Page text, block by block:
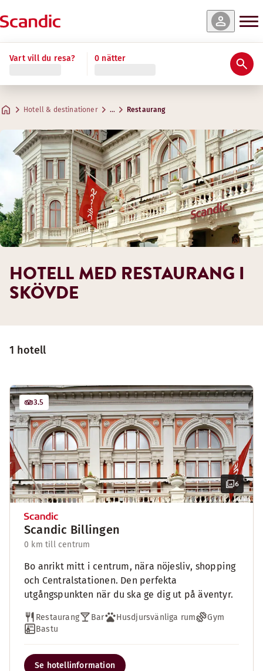
Vart vill du resa? 0 nätter
Hotell & destinationer … Restaurang
1 hotell
6
3.5
Scandic Billingen
0 km till centrum
Bo anrikt mitt i centrum, nära nöjesliv, shopping
och Centralstationen. Den perfekta
utgångspunkten när du ska ge dig ut på äventyr.
Restaurang Bar Husdjursvänliga rum
Gym
Bastu
Se hotellinformation
HOTELL MED RESTAURANG I
SKÖVDE